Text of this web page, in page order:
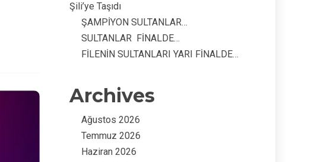
Şili’ye Taşıdı
ŞAMPİYON SULTANLAR…
SULTANLAR FİNALDE…
FİLENİN SULTANLARI YARI FİNALDE…
Archives
Ağustos 2026
Temmuz 2026
Haziran 2026